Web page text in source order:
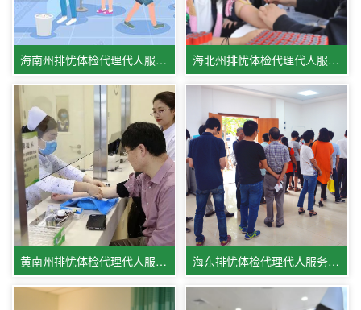
海南州排忧体检代理代人服务集团 海北州排忧体检代理代人服务中心
黄南州排忧体检代理代人服务机构 海东排忧体检代理代人服务公司